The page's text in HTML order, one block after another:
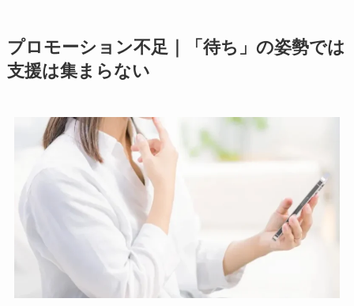
プロモーション不足｜「待ち」の姿勢では
支援は集まらない